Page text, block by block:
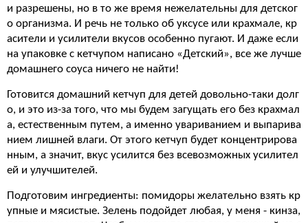
и разрешены, но в то же время нежелательны для детског
о организма. И речь не только об уксусе или крахмале, кр
асители и усилители вкусов особенно пугают. И даже если
на упаковке с кетчупом написано «Детский», все же лучше
домашнего соуса ничего не найти!
Готовится домашний кетчуп для детей довольно-таки долг
о, и это из-за того, что мы будем загущать его без крахмал
а, естественным путем, а именно увариванием и выпарива
нием лишней влаги. От этого кетчуп будет концентрирова
нным, а значит, вкус усилится без всевозможных усилител
ей и улучшителей.
Подготовим ингредиенты: помидоры желательно взять кр
упные и мясистые. Зелень подойдет любая, у меня - кинза,